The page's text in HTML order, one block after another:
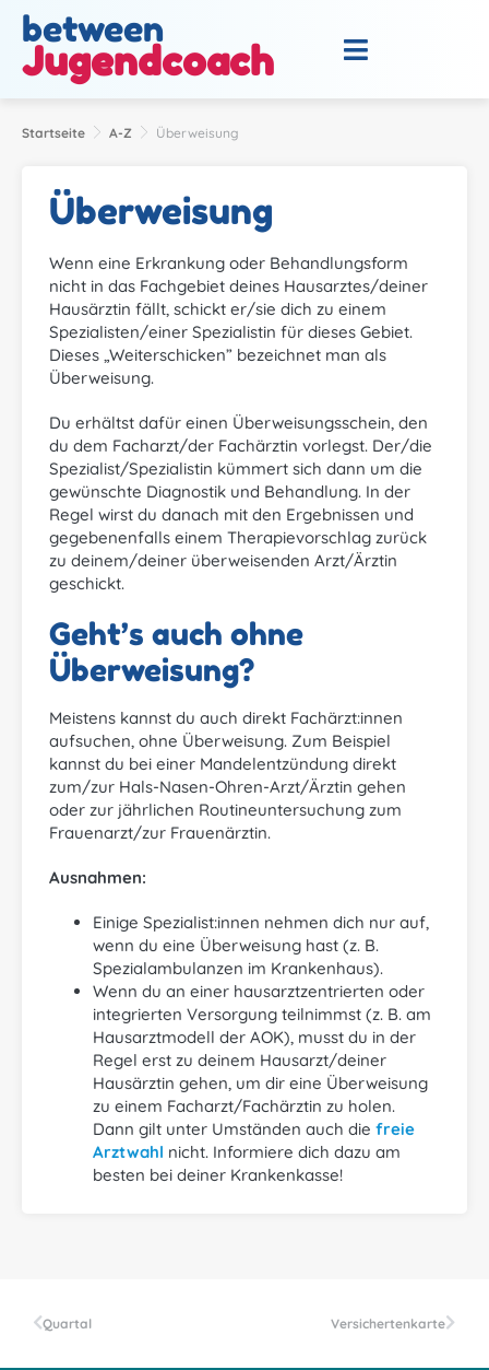
between
Jugendcoach
Startseite A-Z Überweisung
Überweisung
Wenn eine Erkrankung oder Behandlungsform
nicht in das Fachgebiet deines Hausarztes/deiner
Hausärztin fällt, schickt er/sie dich zu einem
Spezialisten/einer Spezialistin für dieses Gebiet.
Dieses „Weiterschicken” bezeichnet man als
Überweisung.
Du erhältst dafür einen Überweisungsschein, den
du dem Facharzt/der Fachärztin vorlegst. Der/die
Spezialist/Spezialistin kümmert sich dann um die
gewünschte Diagnostik und Behandlung. In der
Regel wirst du danach mit den Ergebnissen und
gegebenenfalls einem Therapievorschlag zurück
zu deinem/deiner überweisenden Arzt/Ärztin
geschickt.
Geht’s auch ohne
Überweisung?
Meistens kannst du auch direkt Fachärzt:innen
aufsuchen, ohne Überweisung. Zum Beispiel
kannst du bei einer Mandelentzündung direkt
zum/zur Hals-Nasen-Ohren-Arzt/Ärztin gehen
oder zur jährlichen Routineuntersuchung zum
Frauenarzt/zur Frauenärztin.
Ausnahmen:
Einige Spezialist:innen nehmen dich nur auf,
wenn du eine Überweisung hast (z. B.
Spezialambulanzen im Krankenhaus).
Wenn du an einer hausarztzentrierten oder
integrierten Versorgung teilnimmst (z. B. am
Hausarztmodell der AOK), musst du in der
Regel erst zu deinem Hausarzt/deiner
Hausärztin gehen, um dir eine Überweisung
zu einem Facharzt/Fachärztin zu holen.
Dann gilt unter Umständen auch die freie
Arztwahl nicht. Informiere dich dazu am
besten bei deiner Krankenkasse!
Quartal Versichertenkarte